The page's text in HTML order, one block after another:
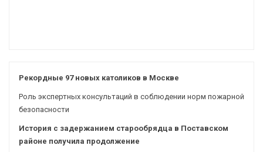
Рекордные 97 новых католиков в Москве
Роль экспертных консультаций в соблюдении норм пожарной
безопасности
История с задержанием старообрядца в Поставском
районе получила продолжение